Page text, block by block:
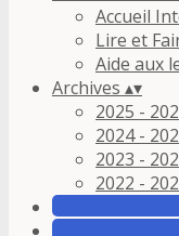
Accueil
Lire et
Aide aux
Archives ▴▾
2025 -
2024 -
2023 -
2022 -